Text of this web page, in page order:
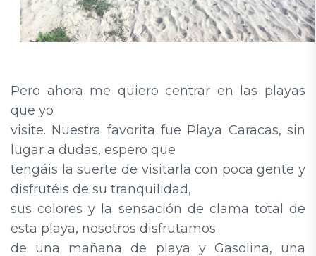
Pero ahora me quiero centrar en las playas
que yo
visite. Nuestra favorita fue Playa Caracas, sin
lugar a dudas, espero que
tengáis la suerte de visitarla con poca gente y
disfrutéis de su tranquilidad,
sus colores y la sensación de clama total de
esta playa, nosotros disfrutamos
de una mañana de playa y Gasolina, una